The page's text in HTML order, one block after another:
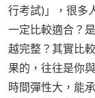
行考試)」，很多
一定比較適合？
越完整？其實比
果的，往往是你
時間彈性大，能